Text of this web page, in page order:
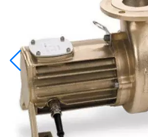
Шкафы управления
Готовые фонтаны
Фонтанные насадки
Подводные светильники
Закладные детали
Насосы
Системы фильтрации
Электрооборудование
Плавающие фонтаны
Пешеходные модули